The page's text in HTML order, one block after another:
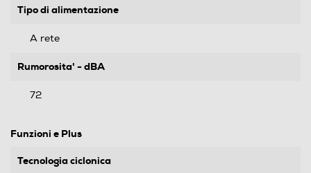
Tipo di alimentazione
A rete
Rumorosita' - dBA
72
Funzioni e Plus
Tecnologia ciclonica